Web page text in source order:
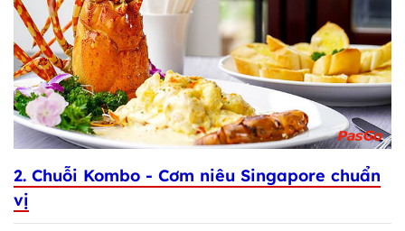
2. Chuỗi Kombo - Cơm niêu Singapore chuẩn
vị